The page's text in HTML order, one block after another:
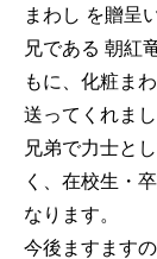
まわし を贈呈
兄である 朝紅
もに、化粧ま
送ってくれまし
兄弟で力士と
く、在校生・
なります。
今後ますます